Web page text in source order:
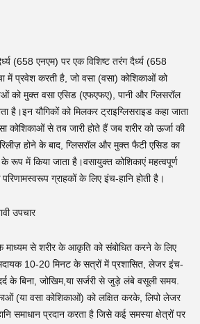
(658 एनएम) पर एक विशिष्ट तरंग दैर्ध्य (658
में प्रवेश करती है, जो वसा (वसा) कोशिकाओं को
को मुक्त वसा एसिड (एफएफए), पानी और ग्लिसरॉल
है।इन यौगिकों को मिलकर ट्राइग्लिसराइड कहा जाता
कोशिकाओं से तब जारी होते हैं जब शरीर को ऊर्जा की
होने के बाद, ग्लिसरॉल और मुक्त फैटी एसिड का
के रूप में किया जाता है।वसायुक्त कोशिकाएं महत्वपूर्ण
ग्राहकों के लिए इंच-हानि होती है।
उपचार
से शरीर के आकृति को संबोधित करने के लिए
10-20 मिनट के सत्रों में प्रशासित, लेजर इंच-
के बिना, जोखिम,या सर्जरी से जुड़े लंबे वसूली समय.
(या वसा कोशिकाओं) को लक्षित करके, लिपो लेजर
समाधान प्रदान करता है जिसे कई समस्या क्षेत्रों पर